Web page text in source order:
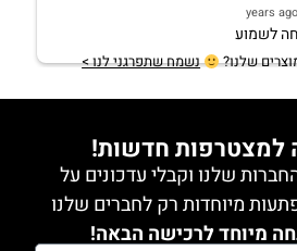
לשמוע
שלנו? נשמח שתפרגני לנו >
שלנו וקבלי עדכונים על
מיוחדות רק לחברים שלנו
מיוחד לרכישה הבאה!